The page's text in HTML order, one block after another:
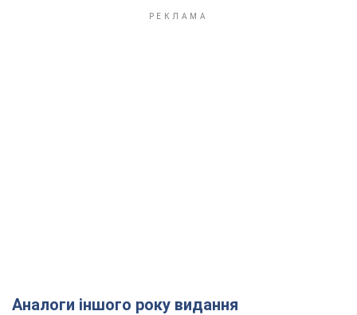
Аналоги іншого року видання